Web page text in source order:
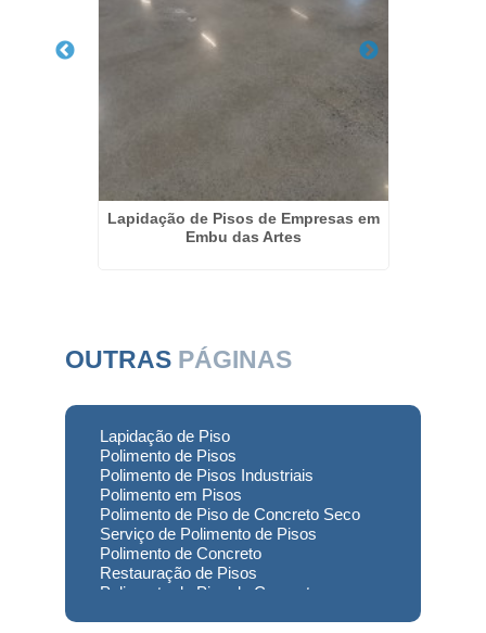
Lapidação de Pisos de Empresas em
Embu das Artes
OUTRAS PÁGINAS
Lapidação de Piso
Polimento de Pisos
Polimento de Pisos Industriais
Polimento em Pisos
Polimento de Piso de Concreto Seco
Serviço de Polimento de Pisos
Polimento de Concreto
Restauração de Pisos
Polimento de Piso de Concreto